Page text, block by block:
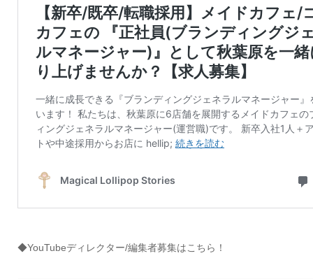
◆YouTubeディレクター/編集者募集はこちら！